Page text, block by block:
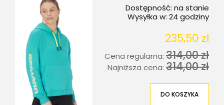
Dostępność: na stanie
Wysyłka w: 24 godziny
235,50 zł
Cena regularna: 314,00 zł
Najniższa cena: 314,00 zł
DO KOSZYKA